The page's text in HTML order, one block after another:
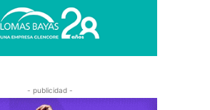
- publicidad -